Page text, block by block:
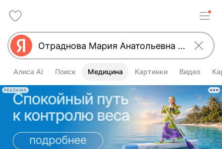
Алиса AI Поиск Медицина Картинки Видео
РЕКЛАМА